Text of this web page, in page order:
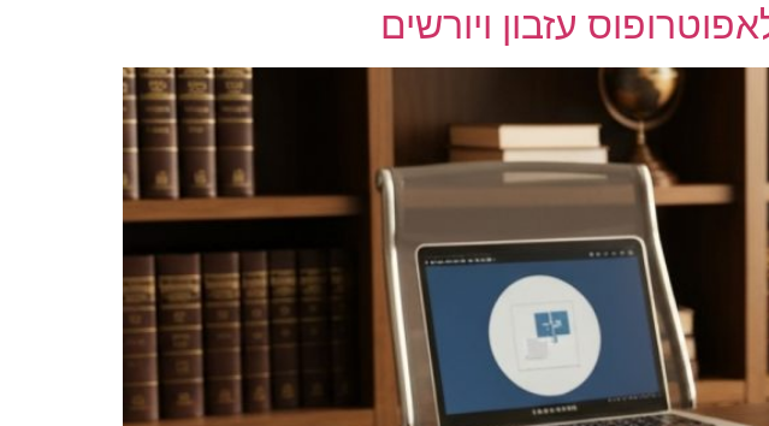
עזבון ויורשים